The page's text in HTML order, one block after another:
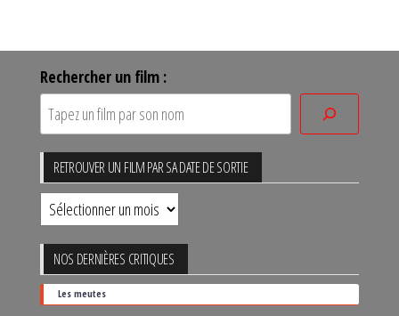
Rechercher un film :
RETROUVER UN FILM PAR SA DATE DE SORTIE
Retrouver
un
film
par
sa
NOS DERNIÈRES CRITIQUES
Les meutes